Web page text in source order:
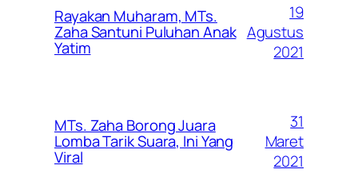
Rayakan Muharam, MTs.
Zaha Santuni Puluhan Anak
Yatim
19
Agustus
2021
MTs. Zaha Borong Juara
Lomba Tarik Suara, Ini Yang
Viral
31
Maret
2021